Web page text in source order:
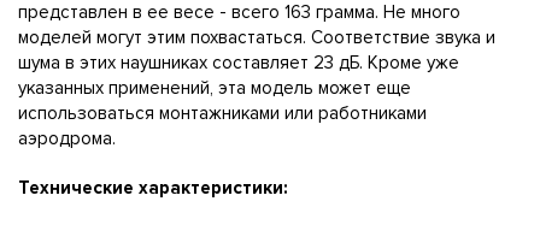
представлен в ее весе - всего 163 грамма. Не много
моделей могут этим похвастаться. Соответствие звука и
шума в этих наушниках составляет 23 дБ. Кроме уже
указанных применений, эта модель может еще
использоваться монтажниками или работниками
аэродрома.
Технические характеристики: